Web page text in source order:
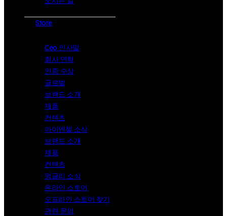
Store
Ceo 인사말
회사 연혁
인증 수상
글로벌
브랜드 소개
제품
컨텐츠
아이엔젤 소식
브랜드 소개
제품
컨텐츠
멍글리 소식
온라인 스토어
오프라인 스토어 찾기
관련 문의